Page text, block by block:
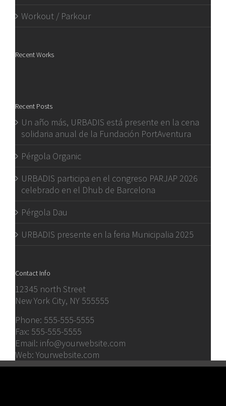
Workout / Parkour
Recent Works
Recent Posts
Un año más, URBADIS está presente en la cena
solidaria anual de la Fundación PortAventura
Pérgola Organic
URBADIS participa en el congreso PARJAP 2026
celebrado en el Dhub de Barcelona
Pérgola Dau
URBADIS presente en la feria Municipalia 2025
Contact Info
12345 north Street
New York City, NY 555555
Phone: 555-555-5555
Fax: 555-555-5555
Email: info@yourwebsite.com
Web: Yourwebsite.com